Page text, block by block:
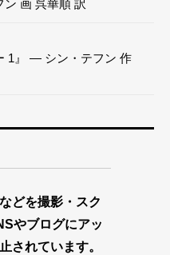
ン 画 呉華順 訳
1』 — シン・テフン 作
どを撮影・スク
やブログにアッ
されています。